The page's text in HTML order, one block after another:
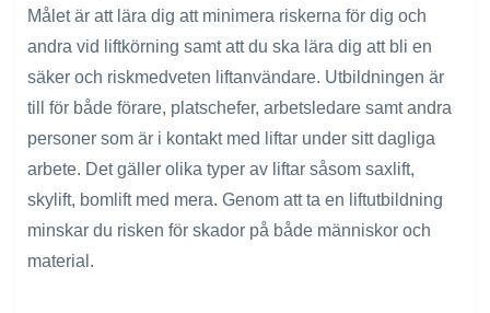
Målet är att lära dig att minimera riskerna för dig och
andra vid liftkörning samt att du ska lära dig att bli en
säker och riskmedveten liftanvändare. Utbildningen är
till för både förare, platschefer, arbetsledare samt andra
personer som är i kontakt med liftar under sitt dagliga
arbete. Det gäller olika typer av liftar såsom saxlift,
skylift, bomlift med mera. Genom att ta en liftutbildning
minskar du risken för skador på både människor och
material.